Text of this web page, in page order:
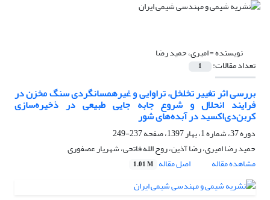
نویسنده =امیری، حمید رضا
تعداد مقالات: 1
بررسی اثر تغییر تخلخل، تراوایی و غیرهمسانگردی سنگ مخزن در
فرایند انحلال و شروع جابه جایی طبیعی در ذخیره‌سازی
کربن‌دی‌اکسید در آبده‌های شور
دوره 37، شماره 1، بهار 1397، صفحه
237-249
حمید رضا امیری، رضا آذین، روح الله فاتحی، شهریار عصفوری
مشاهده مقاله
اصل مقاله 1.01 M